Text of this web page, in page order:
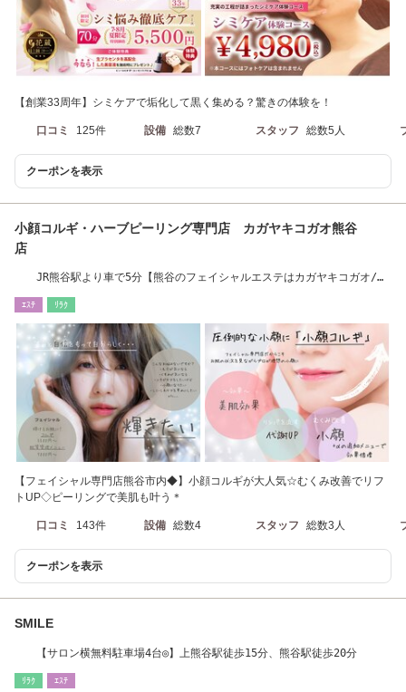
【創業33周年】シミケアで垢化して黒く集める？驚きの体験を！
口コミ 125件 設備 総数7 スタッフ 総数5人
クーポンを表示
小顔コルギ・ハーブピーリング専門店 カガヤキコガオ熊谷
店
JR熊谷駅より車で5分【熊谷のフェイシャルエステはカガヤキコガオ/美
ｴｽﾃ ﾘﾗｸ
【フェイシャル専門店熊谷市内◆】小顔コルギが大人気☆むくみ改善でリフ
トUP◇ピーリングで美肌も叶う＊
口コミ 143件 設備 総数4 スタッフ 総数3人
クーポンを表示
SMILE
【サロン横無料駐車場4台◎】上熊谷駅徒歩15分、熊谷駅徒歩20分
ﾘﾗｸ ｴｽﾃ